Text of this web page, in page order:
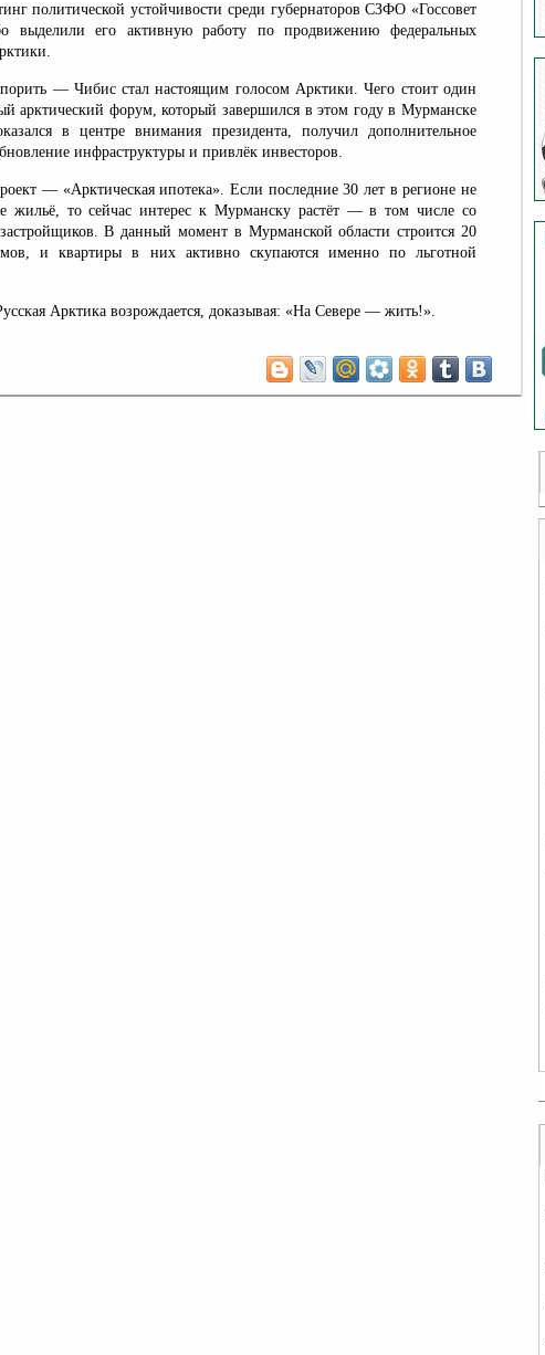
политической устойчивости среди губернаторов СЗФО «Госсовет
выделили его активную работу по продвижению федеральных
— Чибис стал настоящим голосом Арктики. Чего стоит один
арктический форум, который завершился в этом году в Мурманске
в центре внимания президента, получил дополнительное
инфраструктуры и привлёк инвесторов.
— «Арктическая ипотека». Если последние 30 лет в регионе не
жильё, то сейчас интерес к Мурманску растёт — в том числе со
В данный момент в Мурманской области строится 20
и квартиры в них активно скупаются именно по льготной
Арктика возрождается, доказывая: «На Севере — жить!».